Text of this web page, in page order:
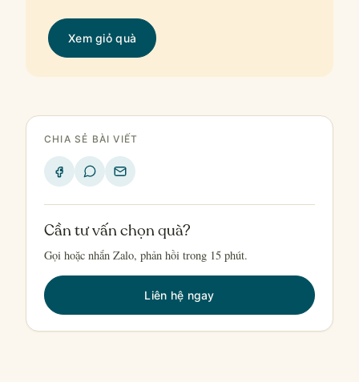
Xem giỏ quà
CHIA SẺ BÀI VIẾT
Cần tư vấn chọn quà?
Gọi hoặc nhắn Zalo, phản hồi trong 15 phút.
Liên hệ ngay